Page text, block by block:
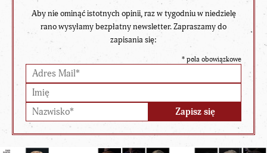
Aby nie ominąć istotnych opinii, raz w tygodniu w niedzielę
rano wysyłamy bezpłatny newsletter. Zapraszamy do
zapisania się:
* pola obowiązkowe